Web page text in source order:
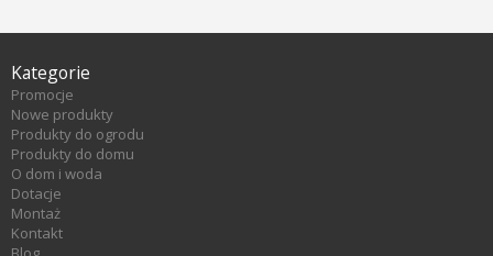
Kategorie
Promocje
Nowe produkty
Produkty do ogrodu
Produkty do domu
O dom i woda
Dotacje
Montaż
Kontakt